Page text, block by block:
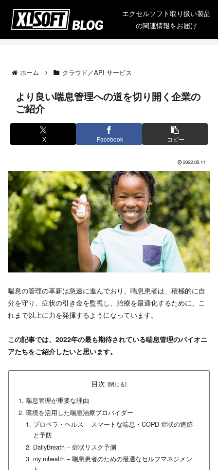
エクセルソフト取り扱い製品
の関連情報をお届け
ホーム クラウド／API サービス
より良い喘息管理への道を切り開く企業の
ご紹介
X Facebook コピー
2022.05.11
喘息の管理の革新は急速に進んでおり、喘息患者は、積極的に自
分を守り、症状の引き金を監視し、治療を最適化するために、こ
れまで以上に力を発揮するようになっています。
この記事では、2022年の最も期待されている喘息管理のパイオニ
アたちをご紹介したいと思います。
目次
喘息管理が重要な理由
環境を活用した喘息治療プロバイダー
プロペラ・ヘルス – スマートな喘息・COPD 症状の追跡
と予防
DailyBreath – 症状リスク予測
my mhealth – 喘息患者のための最適なセルフマネジメン